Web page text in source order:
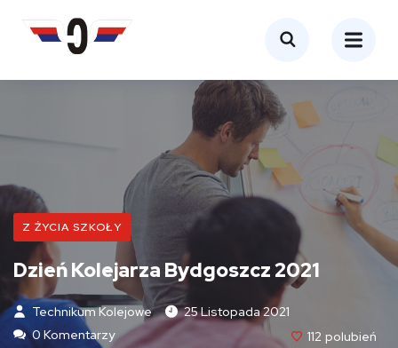
Z ŻYCIA SZKOŁY
Dzień Kolejarza Bydgoszcz 2021
Technikum Kolejowe
25 Listopada 2021
0 Komentarzy
112 Polubień